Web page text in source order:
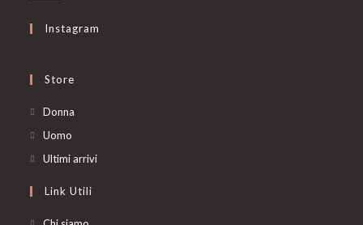
Instagram
Store
Donna
tab
Uomo
in
new
Ultimi arriviOpens
Link Utili